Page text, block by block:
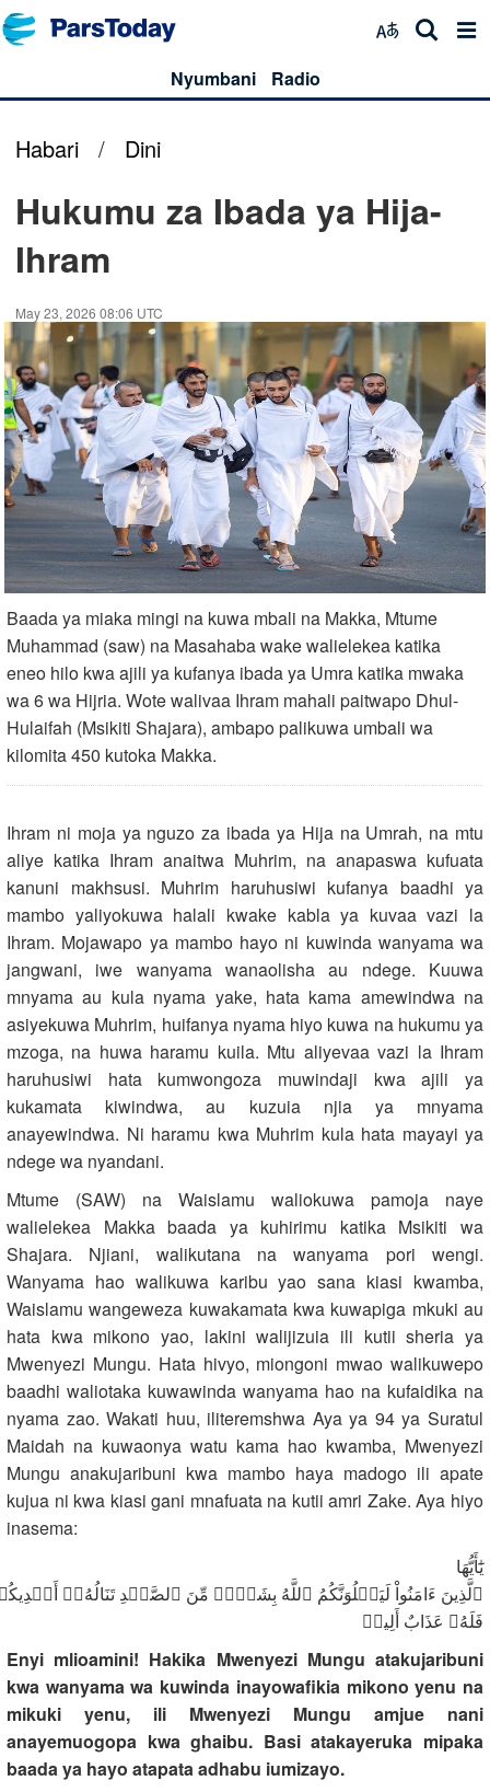
Nyumbani Radio
Habari / Dini
Hukumu za Ibada ya Hija-
Ihram
May 23, 2026 08:06 UTC
Baada ya miaka mingi na kuwa mbali na Makka, Mtume
Muhammad (saw) na Masahaba wake walielekea katika
eneo hilo kwa ajili ya kufanya ibada ya Umra katika mwaka
wa 6 wa Hijria. Wote walivaa Ihram mahali paitwapo Dhul-
Hulaifah (Msikiti Shajara), ambapo palikuwa umbali wa
kilomita 450 kutoka Makka.
Ihram ni moja ya nguzo za ibada ya Hija na Umrah, na mtu
aliye katika Ihram anaitwa Muhrim, na anapaswa kufuata
kanuni makhsusi. Muhrim haruhusiwi kufanya baadhi ya
mambo yaliyokuwa halali kwake kabla ya kuvaa vazi la
Ihram. Mojawapo ya mambo hayo ni kuwinda wanyama wa
jangwani, iwe wanyama wanaolisha au ndege. Kuuwa
mnyama au kula nyama yake, hata kama amewindwa na
asiyekuwa Muhrim, huifanya nyama hiyo kuwa na hukumu ya
mzoga, na huwa haramu kuila. Mtu aliyevaa vazi la Ihram
haruhusiwi hata kumwongoza muwindaji kwa ajili ya
kukamata kiwindwa, au kuzuia njia ya mnyama
anayewindwa. Ni haramu kwa Muhrim kula hata mayayi ya
ndege wa nyandani.
Mtume (SAW) na Waislamu waliokuwa pamoja naye
walielekea Makka baada ya kuhirimu katika Msikiti wa
Shajara. Njiani, walikutana na wanyama pori wengi.
Wanyama hao walikuwa karibu yao sana kiasi kwamba,
Waislamu wangeweza kuwakamata kwa kuwapiga mkuki au
hata kwa mikono yao, lakini walijizuia ili kutii sheria ya
Mwenyezi Mungu. Hata hivyo, miongoni mwao walikuwepo
baadhi waliotaka kuwawinda wanyama hao na kufaidika na
nyama zao. Wakati huu, iliteremshwa Aya ya 94 ya Suratul
Maidah na kuwaonya watu kama hao kwamba, Mwenyezi
Mungu anakujaribuni kwa mambo haya madogo ili apate
kujua ni kwa kiasi gani mnafuata na kutii amri Zake. Aya hiyo
inasema:
يَٰٓأَيُّهَا
ٱلَّذِينَ ءَامَنُواْ لَيَبۡلُوَنَّكُمُ ٱللَّهُ بِشَيۡءٖ مِّنَ ٱلصَّيۡدِ تَنَالُهُۥٓ
فَلَهُۥ عَذَابٌ أَلِيمٞ
Enyi mlioamini! Hakika Mwenyezi Mungu atakujaribuni
kwa wanyama wa kuwinda inayowafikia mikono yenu na
mikuki yenu, ili Mwenyezi Mungu amjue nani
anayemuogopa kwa ghaibu. Basi atakayeruka mipaka
baada ya hayo atapata adhabu iumizayo.